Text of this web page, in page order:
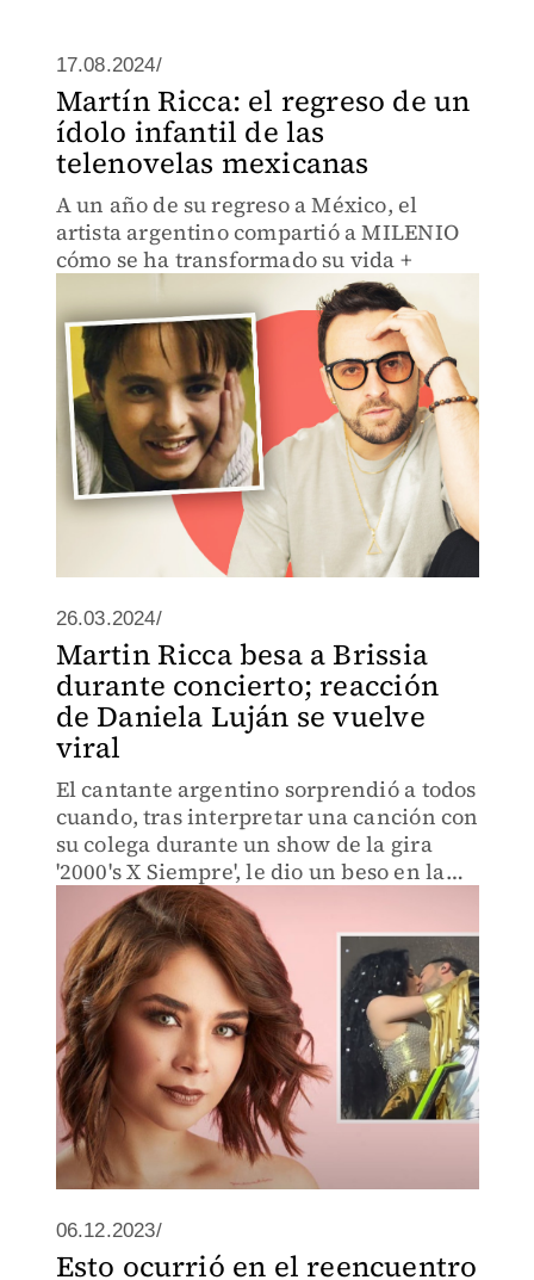
17.08.2024/
Martín Ricca: el regreso de un
ídolo infantil de las
telenovelas mexicanas
A un año de su regreso a México, el
artista argentino compartió a MILENIO
cómo se ha transformado su vida +
26.03.2024/
Martin Ricca besa a Brissia
durante concierto; reacción
de Daniela Luján se vuelve
viral
El cantante argentino sorprendió a todos
cuando, tras interpretar una canción con
su colega durante un show de la gira
'2000's X Siempre', le dio un beso en la
boda.
06.12.2023/
Esto ocurrió en el reencuentro